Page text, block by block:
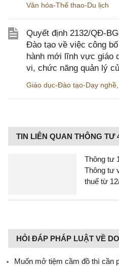
Văn hóa-Thể thao-Du lịch
Quyết định 2132/QĐ-
Đào tạo về việc công
hành mới lĩnh vực giáo
vi, chức năng quản lý
Giáo dục-Đào tạo-Dạy nghề
TIN LIÊN QUAN THÔNG TƯ
Thông tư
Thông tư
thuế từ
HỎI ĐÁP PHÁP LUẬT VỀ
Muốn mở tiệm cầm đồ thì cần